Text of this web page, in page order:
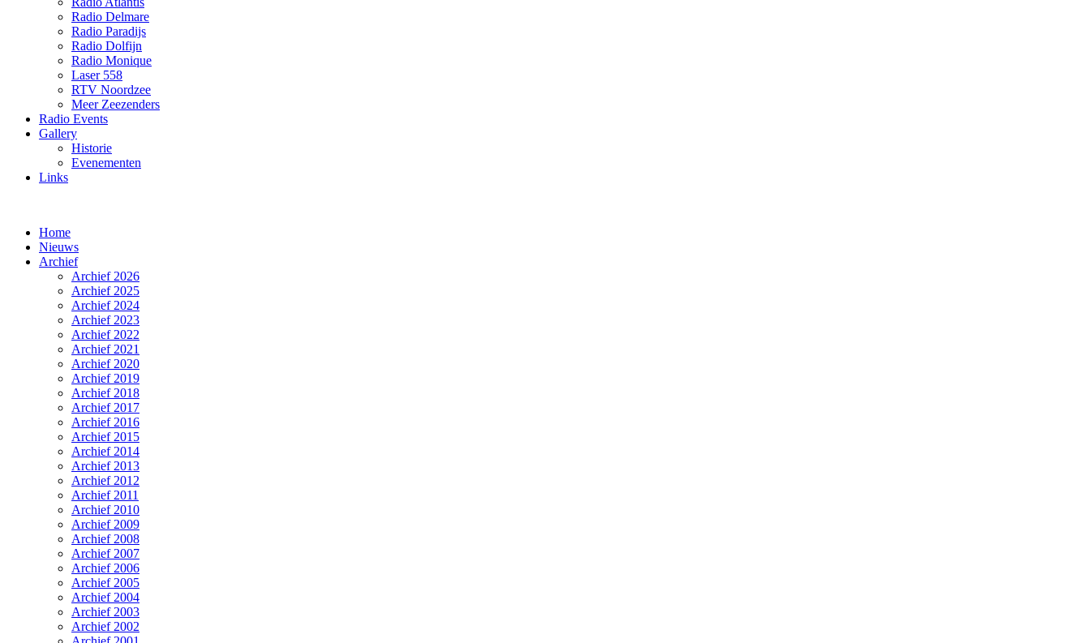
Radio Delmare
Radio Paradijs
Radio Dolfijn
Radio Monique
Laser 558
RTV Noordzee
Meer Zeezenders
Radio Events
Gallery
Historie
Evenementen
Links
Home
Nieuws
Archief
Archief 2026
Archief 2025
Archief 2024
Archief 2023
Archief 2022
Archief 2021
Archief 2020
Archief 2019
Archief 2018
Archief 2017
Archief 2016
Archief 2015
Archief 2014
Archief 2013
Archief 2012
Archief 2011
Archief 2010
Archief 2009
Archief 2008
Archief 2007
Archief 2006
Archief 2005
Archief 2004
Archief 2003
Archief 2002